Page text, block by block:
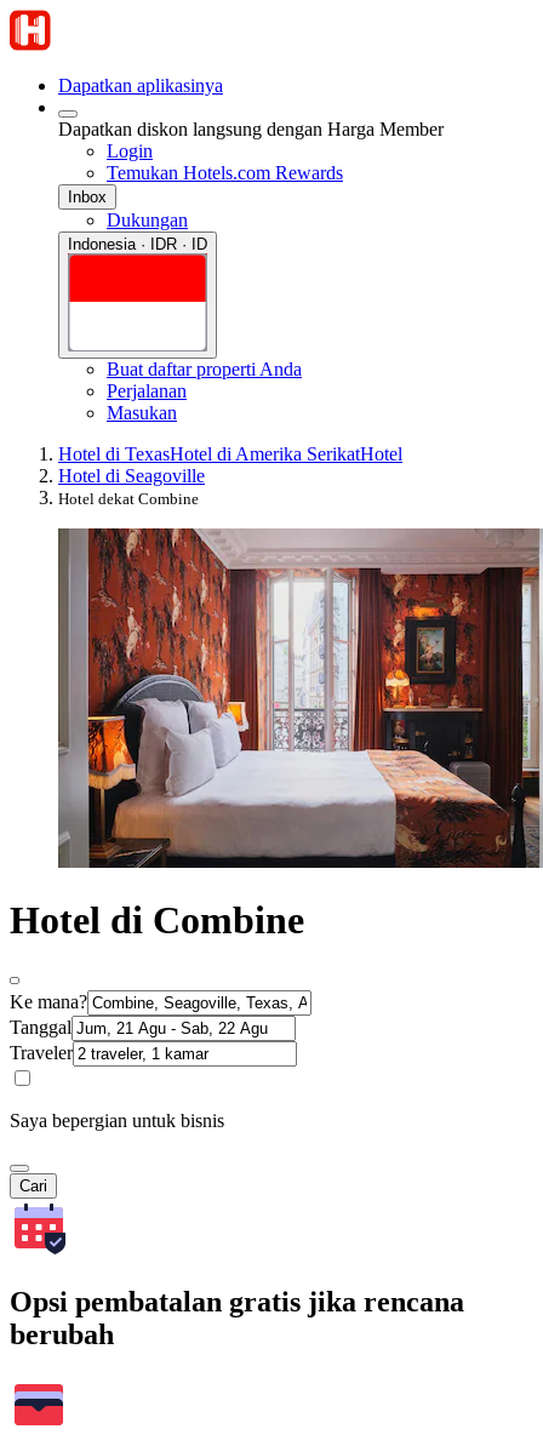
Dapatkan aplikasinya
Dapatkan diskon langsung dengan Harga Member
Login
Temukan Hotels.com Rewards
Inbox
Dukungan
Indonesia · IDR · ID
Buat daftar properti Anda
Perjalanan
Masukan
Hotel di TexasHotel di Amerika SerikatHotel
Hotel di Seagoville
Hotel dekat Combine
Hotel di Combine
Ke mana?
Tanggal
Traveler
Saya bepergian untuk bisnis
Cari
Opsi pembatalan gratis jika rencana
berubah